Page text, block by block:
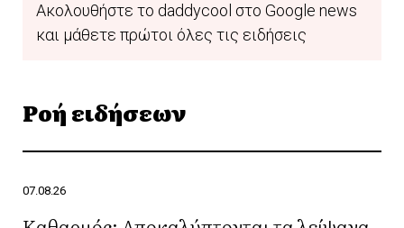
Ακολουθήστε το daddycool στο Google news
και μάθετε πρώτοι όλες τις ειδήσεις
Ροή ειδήσεων
07.08.26